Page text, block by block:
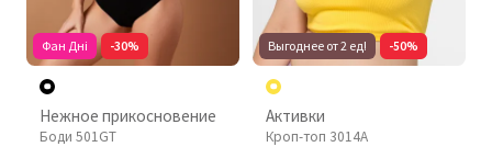
Фан Дні -30%
Нежное прикосновение
Боди 501GT
Выгоднее от 2 ед! -50%
Активки
Кроп-топ 3014A